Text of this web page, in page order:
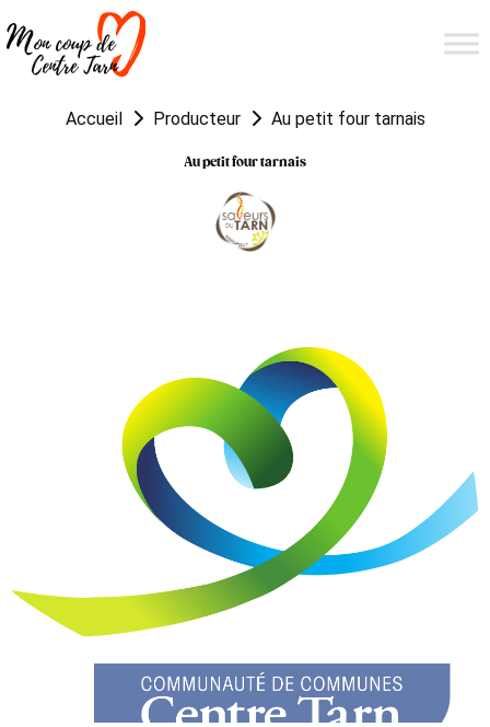
Accueil Producteur Au petit four tarnais
Au petit four tarnais